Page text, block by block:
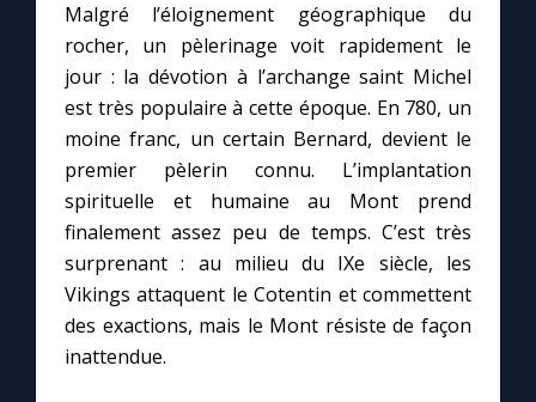
Malgré l’éloignement géographique du
rocher, un pèlerinage voit rapidement le
jour : la dévotion à l’archange saint Michel
est très populaire à cette époque. En 780, un
moine franc, un certain Bernard, devient le
premier pèlerin connu. L’implantation
spirituelle et humaine au Mont prend
finalement assez peu de temps. C’est très
surprenant : au milieu du IXe siècle, les
Vikings attaquent le Cotentin et commettent
des exactions, mais le Mont résiste de façon
inattendue.